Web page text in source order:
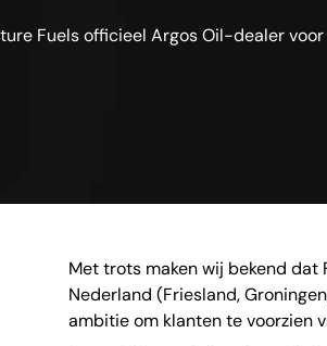
Fuels officieel Argos Oil-dealer
Met trots maken wij bekend
Nederland (Friesland,
ambitie om klanten te voorzien